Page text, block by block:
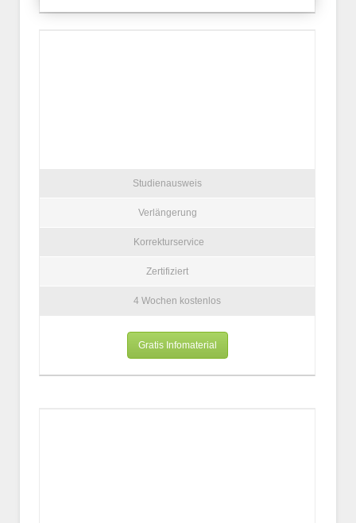
Studienausweis
Verlängerung
Korrekturservice
Zertifiziert
4 Wochen kostenlos
Gratis Infomaterial